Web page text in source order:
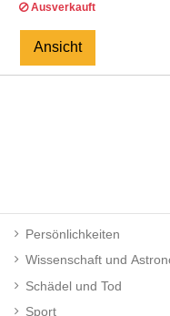
Ausverkauft
Ansicht
Persönlichkeiten
Wissenschaft und
Schädel und Tod
Sport